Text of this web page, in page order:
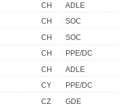
CH
ADLE
CH
SOC
CH
SOC
CH
PPE/DC
CH
ADLE
CY
PPE/DC
CZ
GDE